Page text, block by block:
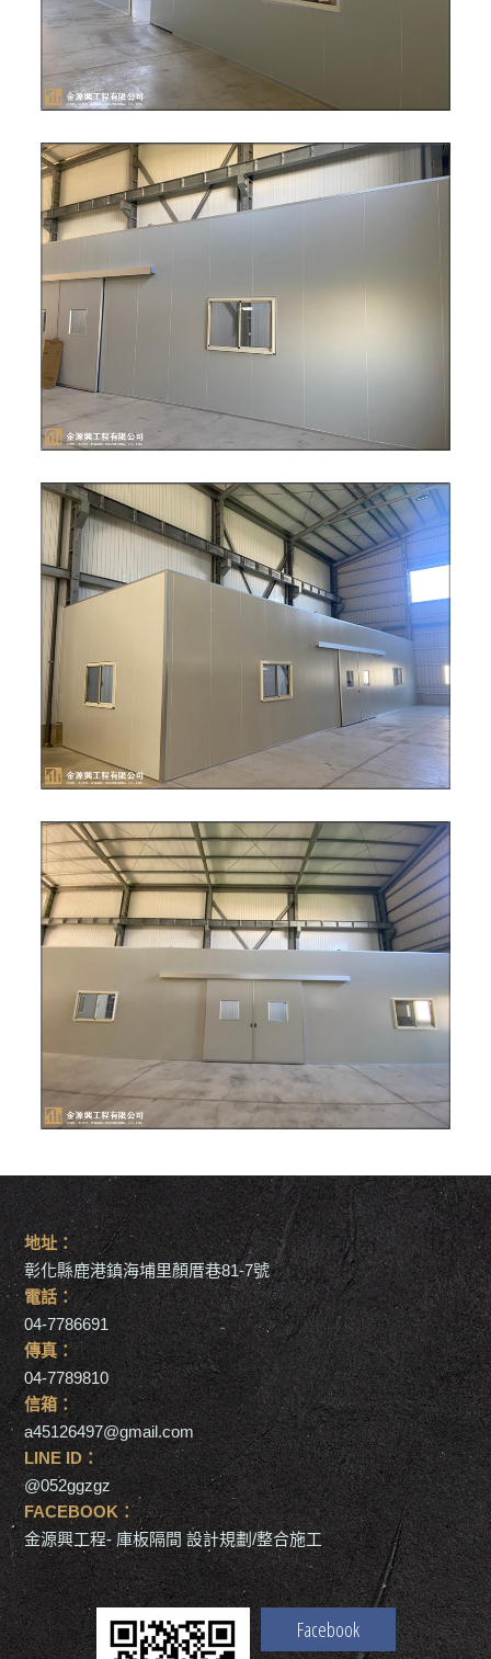
地址：
彰化縣鹿港鎮海埔里顏厝巷81-7號
電話：
04-7786691
傳真：
04-7789810
信箱：
a45126497@gmail.com
LINE ID：
@052ggzgz
FACEBOOK：
金源興工程- 庫板隔間 設計規劃/整合施工
Facebook